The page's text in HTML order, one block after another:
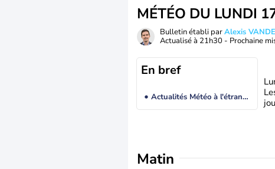
MÉTÉO DU LUNDI
Bulletin établi parAlexis
Actualisé à 21h30 - Prochaine
En bref
Actualités Météo à l'étranger
Matin